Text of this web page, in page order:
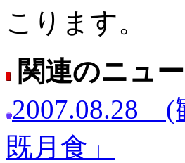
こります。
関連のニュ
2007.08.28 (
既月食」